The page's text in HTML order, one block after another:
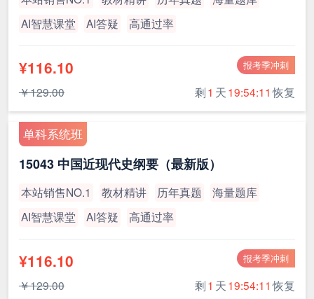
AI智慧课堂
AI答疑 高通过率
报考季冲刺
¥116.10
￥129.00 剩1 天19:54:10 恢复
单科系统班
15043 中国近现代史纲要（最新版）
本站销售NO.1 教材精讲 历年真题
海量题库
AI智慧课堂
AI答疑 高通过率
报考季冲刺
¥116.10
￥129.00 剩1 天19:54:10 恢复